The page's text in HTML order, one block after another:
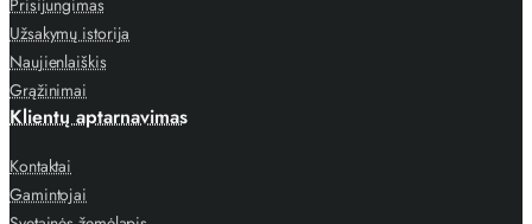
Prisijungimas
Užsakymų istorija
Naujienlaiškis
Grąžinimai
Klientų aptarnavimas
Kontaktai
Gamintojai